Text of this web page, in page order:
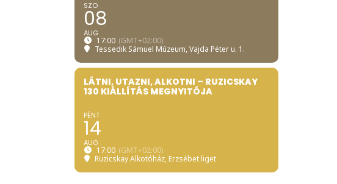
SZO
08
AUG
17:00 (GMT+02:00)
Tessedik Sámuel Múzeum, Vajda Péter u. 1.
LÁTNI, UTAZNI, ALKOTNI – RUZICSKAY
130 KIÁLLÍTÁS MEGNYITÓJA
PÉNT
14
AUG
17:00 (GMT+02:00)
Ruzicskay Alkotóház, Erzsébet liget